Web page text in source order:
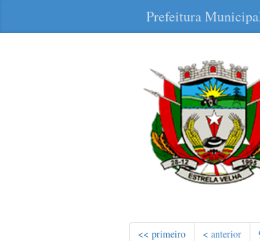
Prefeitura
<< primeiro < anterior